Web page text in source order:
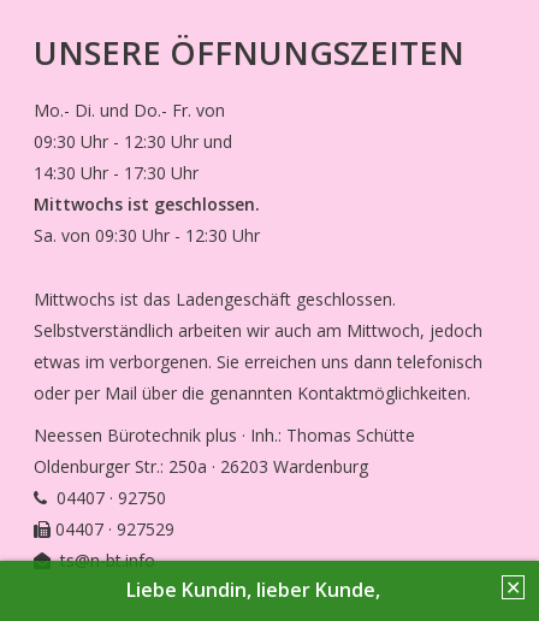
✕
Liebe Kundin, lieber Kunde,
UNSERE ÖFFNUNGSZEITEN
Mo.- Di. und Do.- Fr. von
09:30 Uhr - 12:30 Uhr und
14:30 Uhr - 17:30 Uhr
Mittwochs ist geschlossen.
Sa. von 09:30 Uhr - 12:30 Uhr
Mittwochs ist das Ladengeschäft geschlossen.
Selbstverständlich arbeiten wir auch am Mittwoch, jedoch
etwas im verborgenen. Sie erreichen uns dann telefonisch
oder per Mail über die genannten Kontaktmöglichkeiten.
Neessen Bürotechnik plus · Inh.: Thomas Schütte
Oldenburger Str.: 250a · 26203 Wardenburg
04407 · 92750
04407 · 927529
ts@n-bt.info